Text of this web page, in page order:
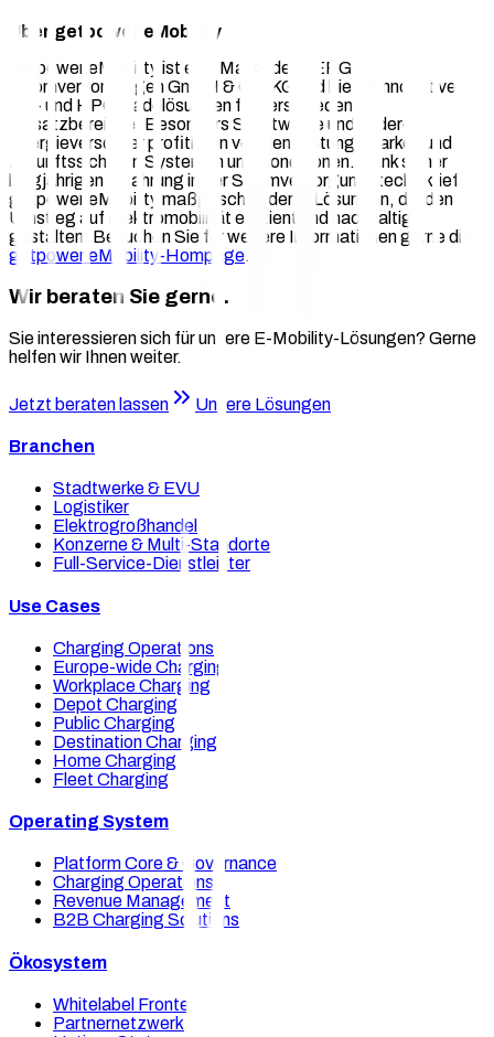
Über getpower eMobility
getpower eMobility ist eine Marke der BERGER
Stromversorgungen GmbH & Co. KG und bietet innovative
DC- und HPC-Ladelösungen für verschiedenste
Einsatzbereiche. Besonders Stadtwerke und andere
Energieversorger profitieren von den leistungsstarken und
zukunftssicheren Systemen und Konditionen. Dank seiner
langjährigen Erfahrung in der Stromversorgungstechnik liefert
getpower eMobility maßgeschneiderte Lösungen, die den
Umstieg auf Elektromobilität effizient und nachhaltig
gestalten. Besuchen Sie für weitere Informationen gerne die
getpower eMobility-Hompage.
Wir beraten Sie gerne.
Sie interessieren sich für unsere E-Mobility-Lösungen? Gerne
helfen wir Ihnen weiter.
Jetzt beraten lassen Unsere Lösungen
Branchen
Stadtwerke & EVU
Logistiker
Elektrogroßhandel
Konzerne & Multi-Standorte
Full-Service-Dienstleister
Use Cases
Charging Operations
Europe-wide Charging
Workplace Charging
Depot Charging
Public Charging
Destination Charging
Home Charging
Fleet Charging
Operating System
Platform Core & Governance
Charging Operations
Revenue Management
B2B Charging Solutions
Ökosystem
Whitelabel Frontends
Partnernetzwerk